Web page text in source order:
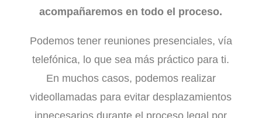
acompañaremos en todo el proceso.
Podemos tener reuniones presenciales, vía
telefónica, lo que sea más práctico para ti.
En muchos casos, podemos realizar
videollamadas para evitar desplazamientos